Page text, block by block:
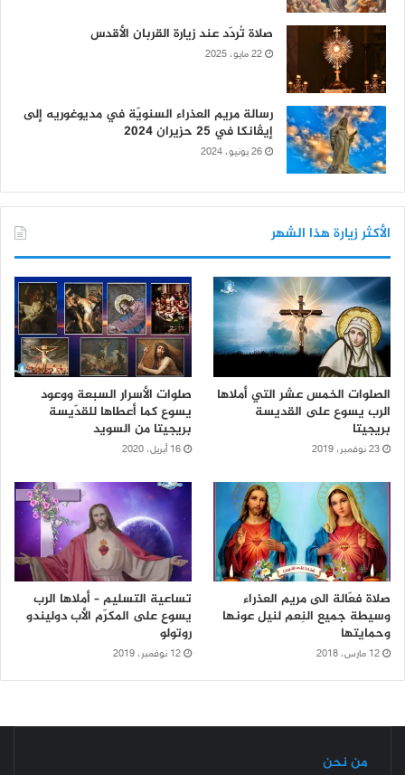
صلاة تُردّد عند زيارة القربان الأقدس
22 مايو، 2025
رسالة مريم العذراء السنويّة في مديوغوريه إلى
إيڤانكا في 25 حزيران 2024
26 يونيو، 2024
الأكثر زيارة هذا الشهر
الصلوات الخمس عشر التي أملاها
الرب يسوع على القديسة
بريجيتا
23 نوفمبر، 2019
صلوات الأسرار السبعة ووعود
يسوع كما أعطاها للقدّيسة
بريجيتا من السويد
16 أبريل، 2020
صلاة فعّالة الى مريم العذراء
وسيطة جميع النِعم لنيل عونها
وحمايتها
12 مارس، 2018
تساعية التسليم – أملاها الرب
يسوع على المكرّم الأب دوليندو
روتولو
12 نوفمبر، 2019
من نحن